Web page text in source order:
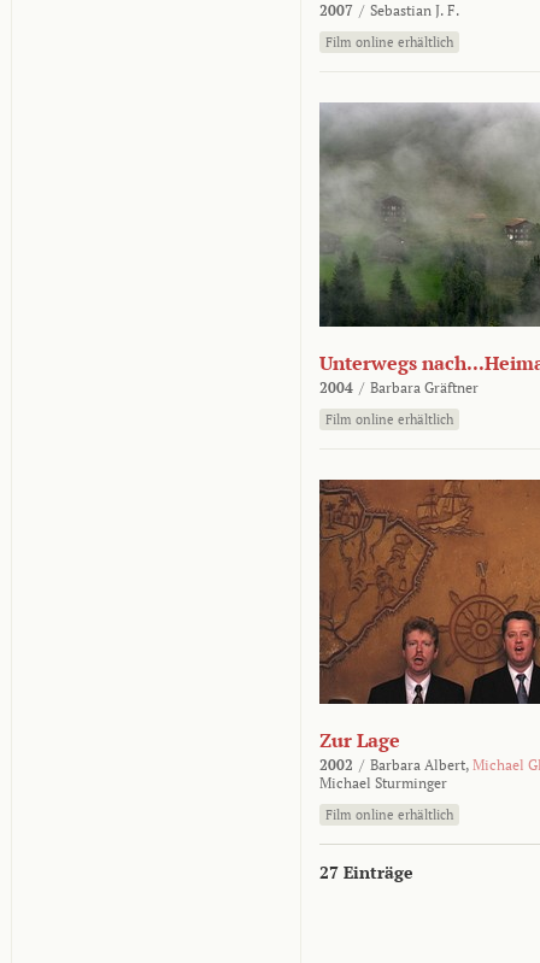
2007 / Sebastian J. F.
Film online erhältlich
Unterwegs
2004 / Barbara Gräftner
Film online erhältlich
Zur Lage
2002 / Barbara Albert, Michael
Michael Sturminger
Film online erhältlich
27 Einträge